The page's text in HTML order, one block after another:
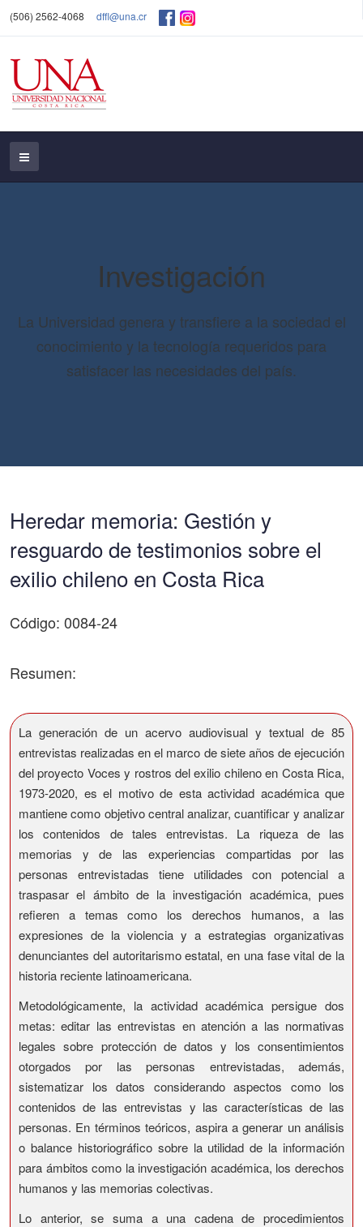
(506) 2562-4068 dffl@una.cr
Investigación
La Universidad genera y transfiere a la sociedad el
conocimiento y la tecnología requeridos para
satisfacer las necesidades del país.
Heredar memoria: Gestión y
resguardo de testimonios sobre el
exilio chileno en Costa Rica
Código: 0084-24
Resumen:
La generación de un acervo audiovisual y textual de 85
entrevistas realizadas en el marco de siete años de ejecución
del proyecto Voces y rostros del exilio chileno en Costa Rica,
1973-2020, es el motivo de esta actividad académica que
mantiene como objetivo central analizar, cuantificar y analizar
los contenidos de tales entrevistas. La riqueza de las
memorias y de las experiencias compartidas por las
personas entrevistadas tiene utilidades con potencial a
traspasar el ámbito de la investigación académica, pues
refieren a temas como los derechos humanos, a las
expresiones de la violencia y a estrategias organizativas
denunciantes del autoritarismo estatal, en una fase vital de la
historia reciente latinoamericana.
Metodológicamente, la actividad académica persigue dos
metas: editar las entrevistas en atención a las normativas
legales sobre protección de datos y los consentimientos
otorgados por las personas entrevistadas, además,
sistematizar los datos considerando aspectos como los
contenidos de las entrevistas y las características de las
personas. En términos teóricos, aspira a generar un análisis
o balance historiográfico sobre la utilidad de la información
para ámbitos como la investigación académica, los derechos
humanos y las memorias colectivas.
Lo anterior, se suma a una cadena de procedimientos